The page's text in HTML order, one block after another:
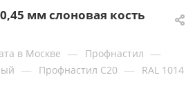
мм слоновая кость
в Москве — Профнастил —
— Профнастил С20 — RAL 1014